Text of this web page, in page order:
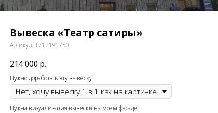
Вывеска «Театр сатиры»
Артикул: 1712191750
214 000 р.
Нужно доработать эту вывеску
Нужна визуализация вывески на моём фасаде